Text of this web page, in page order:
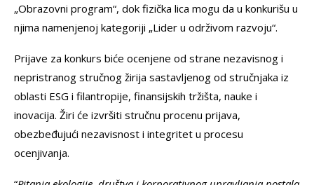
„Obrazovni program“, dok fizička lica mogu da u konkurišu u
njima namenjenoj kategoriji „Lider u održivom razvoju“.
Prijave za konkurs biće ocenjene od strane nezavisnog i
nepristranog stručnog žirija sastavljenog od stručnjaka iz
oblasti ESG i filantropije, finansijskih tržišta, nauke i
inovacija. Žiri će izvršiti stručnu procenu prijava,
obezbeđujući nezavisnost i integritet u procesu
ocenjivanja.